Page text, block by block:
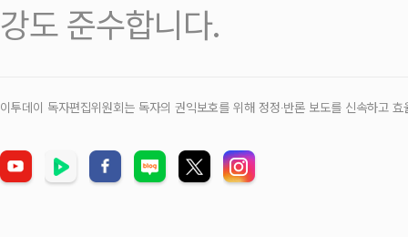
강도 준수합니다.
이투데이 독자편집위원회는 독자의 권익보호를 위해 정정‧반론 보도를 신속하고